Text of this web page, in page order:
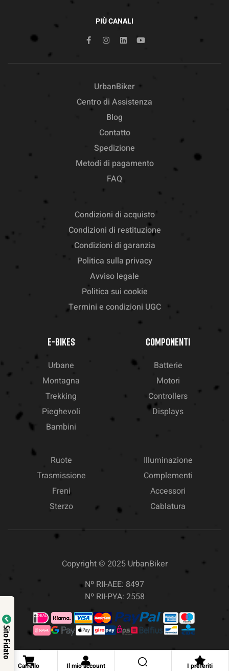
Carrello
Il mio account
I preferiti
PIÙ CANALI
UrbanBiker
Centro di Assistenza
Blog
Contatto
Spedizione
Metodi di pagamento
FAQ
Condizioni di acquisto
Condizioni di restituzione
Condizioni di garanzia
Politica sulla privacy
Avviso legale
Politica sui cookie
Termini e condizioni UGC
E-BIKES
Urbane
Montagna
Trekking
Pieghevoli
Bambini
COMPONENTI
Batterie
Motori
Controllers
Displays
Ruote
Trasmissione
Freni
Sterzo
Illuminazione
Complementi
Accessori
Cablatura
Copyright © 2025 UrbanBiker
Nº RII-AEE: 8497
Nº RII-PYA: 2558
Sito Fidato